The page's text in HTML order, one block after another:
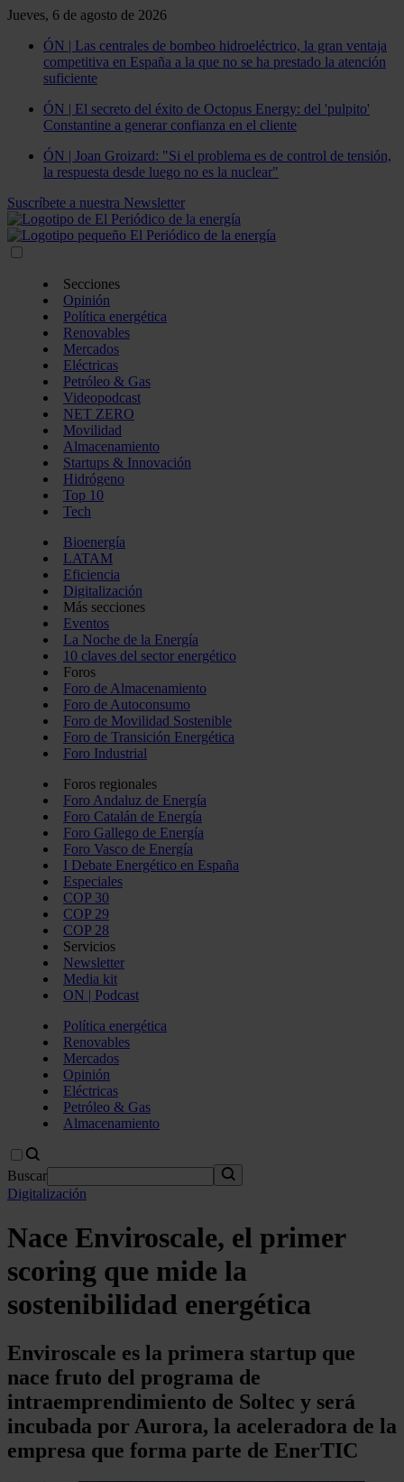
Jueves, 6 de agosto de 2026
ÓN | Las centrales de bombeo hidroeléctrico, la gran ventaja
competitiva en España a la que no se ha prestado la atención
suficiente
ÓN | El secreto del éxito de Octopus Energy: del 'pulpito'
Constantine a generar confianza en el cliente
ÓN | Joan Groizard: "Si el problema es de control de tensión,
la respuesta desde luego no es la nuclear"
Suscríbete a nuestra Newsletter
Secciones
Opinión
Política energética
Renovables
Mercados
Eléctricas
Petróleo & Gas
Videopodcast
NET ZERO
Movilidad
Almacenamiento
Startups & Innovación
Hidrógeno
Top 10
Tech
Bioenergía
LATAM
Eficiencia
Digitalización
Más secciones
Eventos
La Noche de la Energía
10 claves del sector energético
Foros
Foro de Almacenamiento
Foro de Autoconsumo
Foro de Movilidad Sostenible
Foro de Transición Energética
Foro Industrial
Foros regionales
Foro Andaluz de Energía
Foro Catalán de Energía
Foro Gallego de Energía
Foro Vasco de Energía
I Debate Energético en España
Especiales
COP 30
COP 29
COP 28
Servicios
Newsletter
Media kit
ON | Podcast
Política energética
Renovables
Mercados
Opinión
Eléctricas
Petróleo & Gas
Almacenamiento
Buscar
Digitalización
Nace Enviroscale, el primer
scoring que mide la
sostenibilidad energética
Enviroscale es la primera startup que
nace fruto del programa de
intraemprendimiento de Soltec y será
incubada por Aurora, la aceleradora de la
empresa que forma parte de EnerTIC